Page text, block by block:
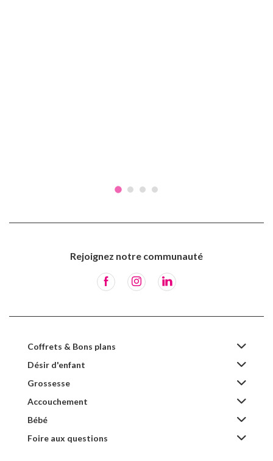
Rejoignez notre communauté
Coffrets & Bons plans
Désir d'enfant
Grossesse
Accouchement
Bébé
Foire aux questions